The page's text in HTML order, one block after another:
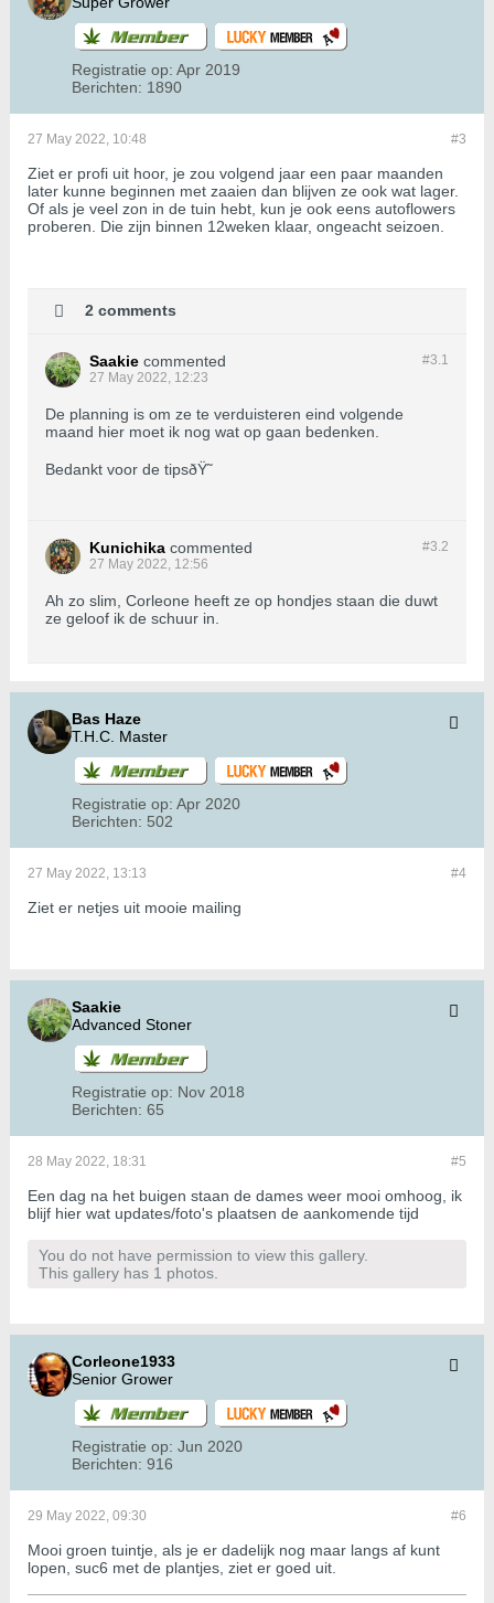
Registratie op: Apr 2019
Berichten: 1890
#3
27 May 2022, 10:48
Ziet er profi uit hoor, je zou volgend jaar een paar maanden
later kunne beginnen met zaaien dan blijven ze ook wat lager.
Of als je veel zon in de tuin hebt, kun je ook eens autoflowers
proberen. Die zijn binnen 12weken klaar, ongeacht seizoen.
2 comments
#3.1
Saakie commented
27 May 2022, 12:23
De planning is om ze te verduisteren eind volgende
maand hier moet ik nog wat op gaan bedenken.
Bedankt voor de tipsðŸ˜
#3.2
Kunichika commented
27 May 2022, 12:56
Ah zo slim, Corleone heeft ze op hondjes staan die duwt
ze geloof ik de schuur in.
Bas Haze
T.H.C. Master
Registratie op: Apr 2020
Berichten: 502
#4
27 May 2022, 13:13
Ziet er netjes uit mooie mailing
Saakie
Advanced Stoner
Registratie op: Nov 2018
Berichten: 65
#5
28 May 2022, 18:31
Een dag na het buigen staan de dames weer mooi omhoog, ik
blijf hier wat updates/foto's plaatsen de aankomende tijd
You do not have permission to view this gallery.
This gallery has 1 photos.
Corleone1933
Senior Grower
Registratie op: Jun 2020
Berichten: 916
#6
29 May 2022, 09:30
Mooi groen tuintje, als je er dadelijk nog maar langs af kunt
lopen, suc6 met de plantjes, ziet er goed uit.